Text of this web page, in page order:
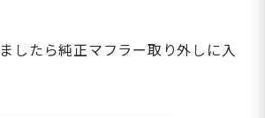
したら純正マフラー取り外しに入